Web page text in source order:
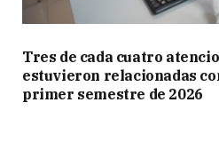
Tres de cada cuatro
estuvieron relacionadas
primer semestre de 2026